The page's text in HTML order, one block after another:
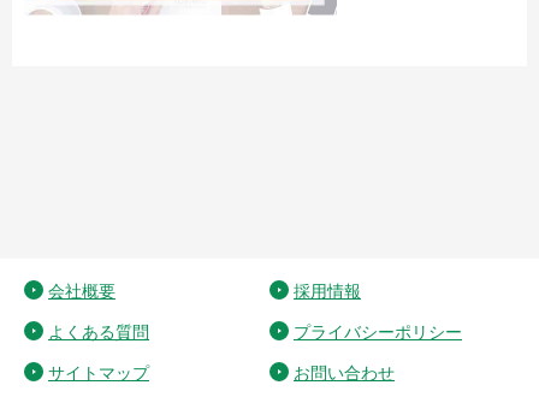
会社概要 採用情報
よくある質問 プライバシーポリシー
サイトマップ お問い合わせ